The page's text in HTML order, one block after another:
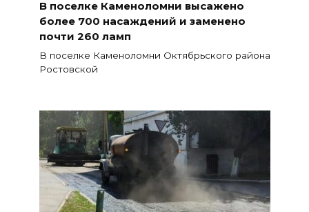
В поселке Каменоломни высажено
более 700 насаждений и заменено
почти 260 ламп
В поселке Каменоломни Октябрьского района
Ростовской